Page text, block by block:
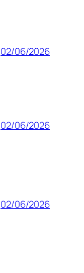
02/06/2026
02/06/2026
02/06/2026